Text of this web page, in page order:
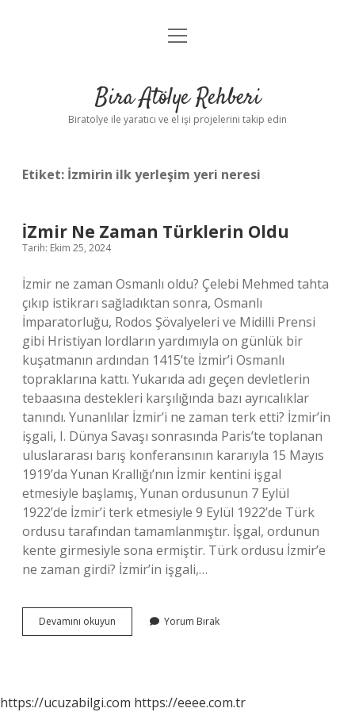
Anasayfa
Yasal Uyarı
menüyü
Bira Atölye Rehberi
Biratolye ile yaratıcı ve el işi projelerini takip edin
Etiket: İzmirin ilk yerleşim yeri neresi
İZmir Ne Zaman Türklerin Oldu
Tarih: Ekim 25, 2024
İzmir ne zaman Osmanlı oldu? Çelebi Mehmed tahta
çıkıp istikrarı sağladıktan sonra, Osmanlı
İmparatorluğu, Rodos Şövalyeleri ve Midilli Prensi
gibi Hristiyan lordların yardımıyla on günlük bir
kuşatmanın ardından 1415’te İzmir’i Osmanlı
topraklarına kattı. Yukarıda adı geçen devletlerin
tebaasına destekleri karşılığında bazı ayrıcalıklar
tanındı. Yunanlılar İzmir’i ne zaman terk etti? İzmir’in
işgali, I. Dünya Savaşı sonrasında Paris’te toplanan
uluslararası barış konferansının kararıyla 15 Mayıs
1919’da Yunan Krallığı’nın İzmir kentini işgal
etmesiyle başlamış, Yunan ordusunun 7 Eylül
1922’de İzmir’i terk etmesiyle 9 Eylül 1922’de Türk
ordusu tarafından tamamlanmıştır. İşgal, ordunun
kente girmesiyle sona ermiştir. Türk ordusu İzmir’e
ne zaman girdi? İzmir’in işgali,…
Devamını okuyun
Ne
Yorum Bırak
https://ucuzabilgi.com https://eeee.com.tr